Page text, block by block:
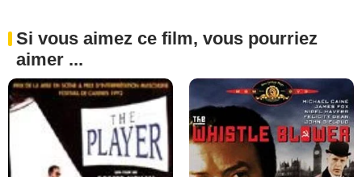
Si vous aimez ce film, vous pourriez
aimer ...